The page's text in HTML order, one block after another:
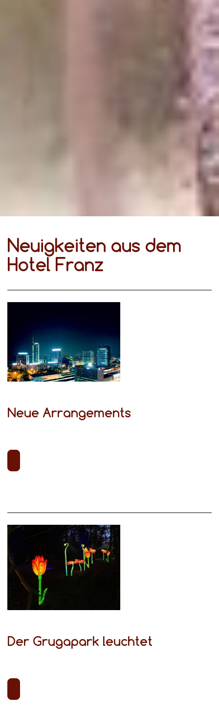
Neuigkeiten aus dem
Hotel Franz
Neue Arrangements
Der Grugapark leuchtet